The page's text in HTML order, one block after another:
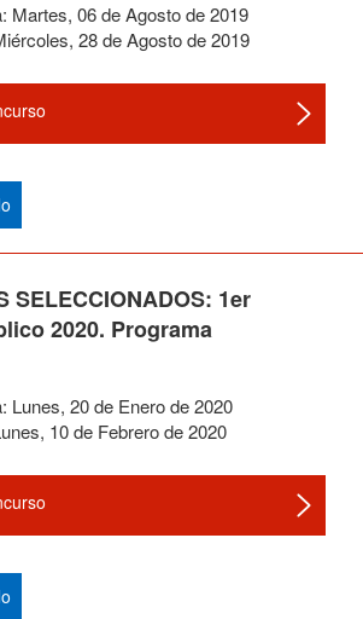
Martes, 06deAgostode2019
, 28deAgostode2019
SELECCIONADOS: 1er
2020. Programa
Lunes, 20de Enerode2020
, 10de Febrerode2020